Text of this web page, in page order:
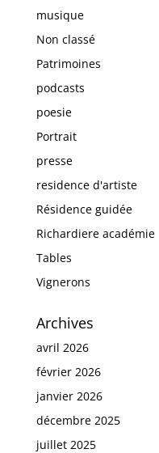
musique
Non classé
Patrimoines
podcasts
poesie
Portrait
presse
residence d'artiste
Résidence guidée
Richardiere académie
Tables
Vignerons
Archives
avril 2026
février 2026
janvier 2026
décembre 2025
juillet 2025